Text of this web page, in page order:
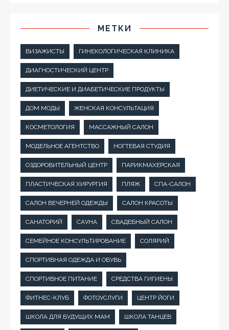
МЕТКИ
ВИЗАЖИСТЫ ГИНЕКОЛОГИЧЕСКАЯ КЛИНИКА
ДИАГНОСТИЧЕСКИЙ ЦЕНТР
ДИЕТИЧЕСКИЕ И ДИАБЕТИЧЕСКИЕ ПРОДУКТЫ
ДОМ МОДЫ ЖЕНСКАЯ КОНСУЛЬТАЦИЯ
КОСМЕТОЛОГИЯ МАССАЖНЫЙ САЛОН
МОДЕЛЬНОЕ АГЕНТСТВО НОГТЕВАЯ СТУДИЯ
ОЗДОРОВИТЕЛЬНЫЙ ЦЕНТР ПАРИКМАХЕРСКАЯ
ПЛАСТИЧЕСКАЯ ХИРУРГИЯ ПЛЯЖ СПА-САЛОН
САЛОН ВЕЧЕРНЕЙ ОДЕЖДЫ САЛОН КРАСОТЫ
САНАТОРИЙ САУНА СВАДЕБНЫЙ САЛОН
СЕМЕЙНОЕ КОНСУЛЬТИРОВАНИЕ СОЛЯРИЙ
СПОРТИВНАЯ ОДЕЖДА И ОБУВЬ
СПОРТИВНОЕ ПИТАНИЕ СРЕДСТВА ГИГИЕНЫ
ФИТНЕС-КЛУБ ФОТОУСЛУГИ ЦЕНТР ЙОГИ
ШКОЛА ДЛЯ БУДУЩИХ МАМ ШКОЛА ТАНЦЕВ